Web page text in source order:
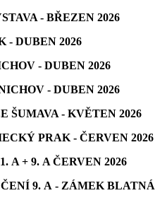
- BŘEZEN 2026
- DUBEN 2026
- DUBEN 2026
- DUBEN 2026
ŠUMAVA - KVĚTEN 2026
PRAK - ČERVEN 2026
A + 9. A ČERVEN 2026
9. A - ZÁMEK BLATNÁ